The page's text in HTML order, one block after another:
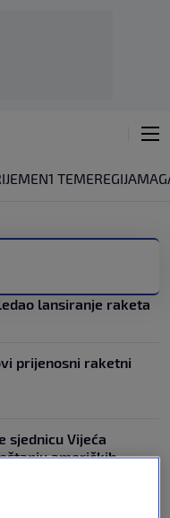
N1 TEMEREGIJA
lansiranje raketa
prijenosni raketni
sjednicu Vijeća
američkih